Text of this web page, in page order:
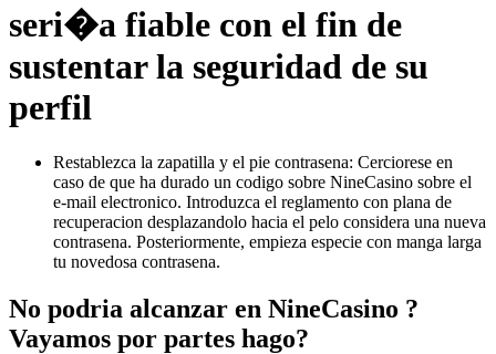
seri�a fiable con el fin de
sustentar la seguridad de su
perfil
Restablezca la zapatilla y el pie contrasena: Cerciorese en
caso de que ha durado un codigo sobre NineCasino sobre el
e-mail electronico. Introduzca el reglamento con plana de
recuperacion desplazandolo hacia el pelo considera una nueva
contrasena. Posteriormente, empieza especie con manga larga
tu novedosa contrasena.
No podria alcanzar en NineCasino ?
Vayamos por partes hago?